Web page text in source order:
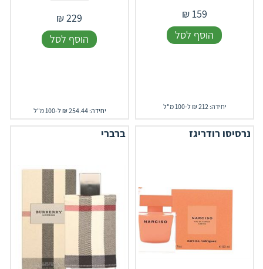
159
₪
הוסף לסל
יחידה: 212 ₪ ל-100 מ"ל
229
₪
הוסף לסל
יחידה: 254.44 ₪ ל-100 מ"ל
נרסיסו רודריגז ברברי